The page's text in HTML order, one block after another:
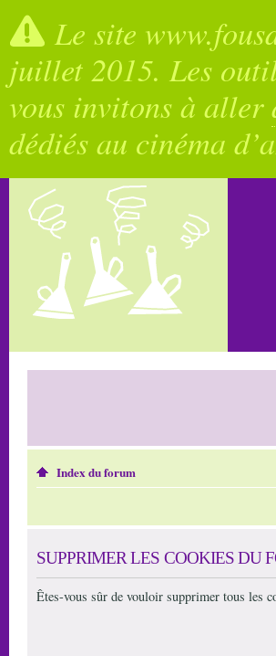
Le site
juillet 2015. Les
vous invitons à aller
dédiés au cinéma
Index du forum
SUPPRIMER LES COOKIES DU
Êtes-vous sûr de vouloir supprimer tous les